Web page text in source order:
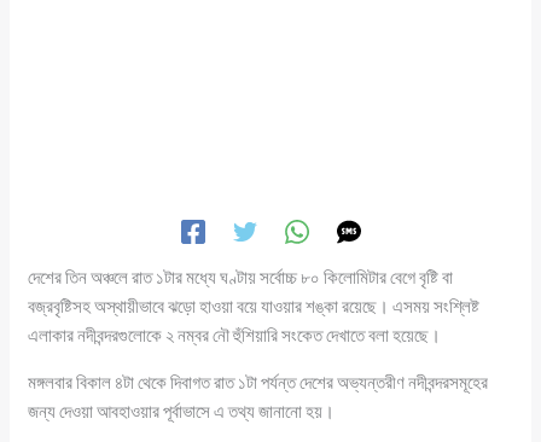
দেশের তিন অঞ্চলে রাত ১টার মধ্যে ঘণ্টায় সর্বোচ্চ ৮০ কিলোমিটার বেগে বৃষ্টি বা
বজ্রবৃষ্টিসহ অস্থায়ীভাবে ঝড়ো হাওয়া বয়ে যাওয়ার শঙ্কা রয়েছে। এসময় সংশ্লিষ্ট
এলাকার নদীবন্দরগুলোকে ২ নম্বর নৌ হুঁশিয়ারি সংকেত দেখাতে বলা হয়েছে।
মঙ্গলবার বিকাল ৪টা থেকে দিবাগত রাত ১টা পর্যন্ত দেশের অভ্যন্তরীণ নদীবন্দরসমূহের
জন্য দেওয়া আবহাওয়ার পূর্বাভাসে এ তথ্য জানানো হয়।